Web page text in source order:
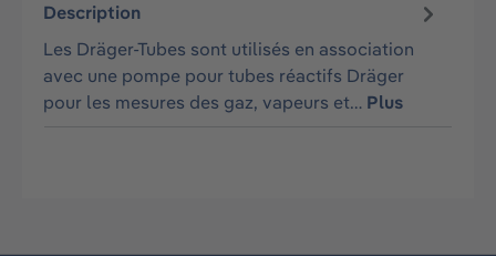
Description
Les Dräger-Tubes sont utilisés en association
avec une pompe pour tubes réactifs Dräger
pour les mesures des gaz, vapeurs et… Plus